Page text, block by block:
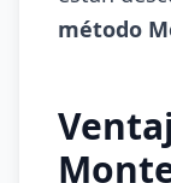
método